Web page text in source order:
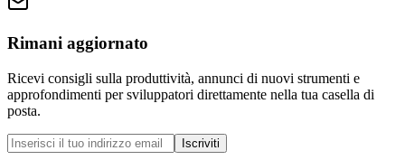
Rimani aggiornato
Ricevi consigli sulla produttività, annunci di nuovi strumenti e
approfondimenti per sviluppatori direttamente nella tua casella di
posta.
Iscriviti